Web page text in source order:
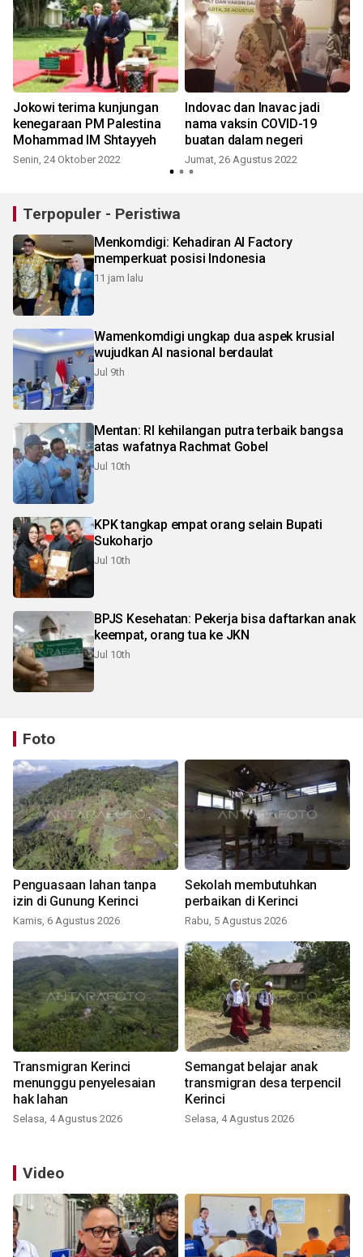
Jokowi terima kunjungan
kenegaraan PM Palestina
Mohammad IM Shtayyeh
Senin, 24 Oktober 2022
Indovac dan Inavac jadi
nama vaksin COVID-19
buatan dalam negeri
Jumat, 26 Agustus 2022
Terpopuler - Peristiwa
Menkomdigi: Kehadiran AI Factory
memperkuat posisi Indonesia
11 jam lalu
Wamenkomdigi ungkap dua aspek krusial
wujudkan AI nasional berdaulat
Jul 9th
Mentan: RI kehilangan putra terbaik bangsa
atas wafatnya Rachmat Gobel
Jul 10th
KPK tangkap empat orang selain Bupati
Sukoharjo
Jul 10th
BPJS Kesehatan: Pekerja bisa daftarkan anak
keempat, orang tua ke JKN
Jul 10th
Foto
Penguasaan lahan tanpa
izin di Gunung Kerinci
Kamis, 6 Agustus 2026
Sekolah membutuhkan
perbaikan di Kerinci
Rabu, 5 Agustus 2026
Transmigran Kerinci
menunggu penyelesaian
hak lahan
Selasa, 4 Agustus 2026
Semangat belajar anak
transmigran desa terpencil
Kerinci
Selasa, 4 Agustus 2026
Video